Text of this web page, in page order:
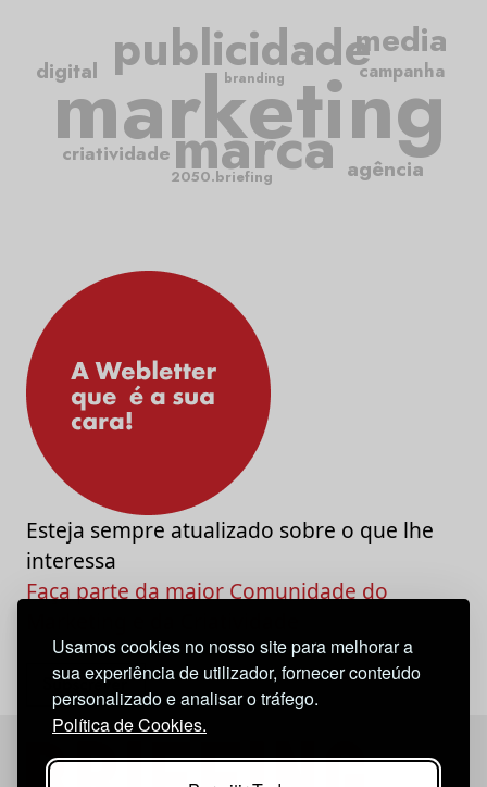
Usamos cookies no nosso site para melhorar a
sua experiência de utilizador, fornecer conteúdo
personalizado e analisar o tráfego.
Política de Cookies.
marketing
publicidade
marca
criatividade
campanha
media
agência
digital
2050.briefing
branding
Esteja sempre atualizado sobre o que lhe
interessa
Faça parte da maior Comunidade do